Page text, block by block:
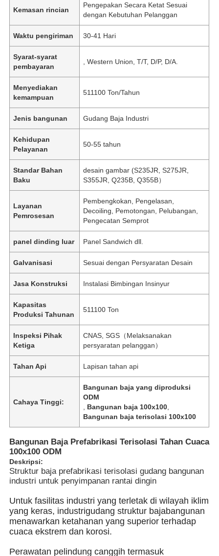
Produk
Video
Kemasan rincian
Pengepakan Secara Ketat Sesuai
dengan Kebutuhan Pelanggan
Waktu pengiriman 30-41 Hari
Syarat-syarat
pembayaran
, Western Union, T/T, D/P, D/A.
Menyediakan
kemampuan
511100 Ton/Tahun
Jenis bangunan Gudang Baja Industri
Kehidupan
Pelayanan
50-55 tahun
Standar Bahan
Baku
desain gambar (S235JR, S275JR,
S355JR, Q235B, Q355B）
Layanan
Pemrosesan
Pembengkokan, Pengelasan,
Decoiling, Pemotongan, Pelubangan,
Pengecatan Semprot
panel dinding luar Panel Sandwich dll.
Galvanisasi Sesuai dengan Persyaratan Desain
Jasa Konstruksi Instalasi Bimbingan Insinyur
Kapasitas
Produksi Tahunan
511100 Ton
Inspeksi Pihak
Ketiga
CNAS, SGS（Melaksanakan
persyaratan pelanggan）
Tahan Api Lapisan tahan api
Cahaya Tinggi:
Bangunan baja yang diproduksi
ODM
Bangunan baja 100x100
Bangunan baja terisolasi 100x100
Bangunan Baja Prefabrikasi Terisolasi Tahan Cuaca
100x100 ODM
Deskripsi:
Struktur baja prefabrikasi terisolasi gudang bangunan
industri untuk penyimpanan rantai dingin
Untuk fasilitas industri yang terletak di wilayah iklim
yang keras, industrigudang struktur bajabangunan
menawarkan ketahanan yang superior terhadap
cuaca ekstrem dan korosi.
Perawatan pelindung canggih termasuk